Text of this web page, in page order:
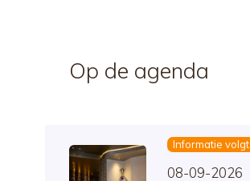
Op de agenda
Informatie volgt
08-09-2026